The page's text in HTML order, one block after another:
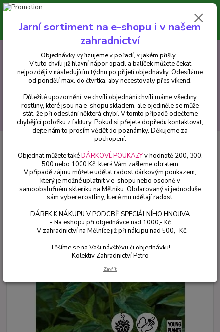
Minimální hodnota pro odeslání z e-shopu je 300 Kč.
V tuto chvíli již hlavní nápor objednávek opadl a balíček můžete čekat
nejpozději v následujícím týdnu po přijetí objednávky. Objednávky
vyřizujeme v pořadí, v jakém přišly...
Menu
CZK
Hledat
+420 602 223 614
Máta japonská - abura - 162U
Máta japonská - abura - 162U
Jarní sortiment na e-shopu i v našem
zahradnictví
Objednávky vyřizujeme v pořadí, v jakém přišly...
V tuto chvíli již hlavní nápor opadl a balíček můžete čekat
nejpozději v následujícím týdnu po přijetí objednávky. Odesíláme
od pondělí max. do čtvrtka, aby necestovaly přes víkend.
Důležité upozornění: ve chvíli objednání chvíli máme všechny
rostliny, které jsou na e-shopu skladem, ale ojediněle se může
stát, že při odeslání některá chybí. V tomto případě odečteme
chybějící položku z faktury. Pokud si přejete dopředu kontaktovat,
dejte nám to prosím vědět do poznámky. Děkujeme za
pochopení.
Objednat můžete takéDÁRKOVÉ POUKAZYv hodnotě 200, 300,
500 nebo 1000 Kč, které Vám zašleme obratem
V případě zájmu můžete udělat radost dárkovým poukazem,
který je možné uplatnit v e-shopu nebo osobně v
samoobslužném skleníku na Mělníku. Obdarovaný si jednoduše
sám vybere rostliny, které mu udělají radost.
DÁREK K NÁKUPU V PODOBĚ SPECIÁLNÍHO HNOJIVA
- Na eshopu při objednávce nad 1000,- Kč
- V zahradnictví na Mělníce již při nákupu nad 500,- Kč.
Těšíme se na Vaši návštěvu či objednávku!
Kolektiv Zahradnictví Petro
Zavřít